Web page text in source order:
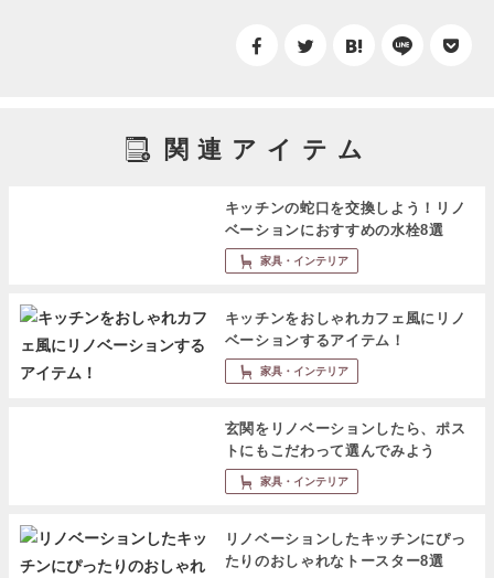
関連アイテム
キッチンの蛇口を交換しよう！リノ
ベーションにおすすめの水栓8選
家具・インテリア
キッチンをおしゃれカフェ風にリノ
ベーションするアイテム！
家具・インテリア
玄関をリノベーションしたら、ポス
トにもこだわって選んでみよう
家具・インテリア
リノベーションしたキッチンにぴっ
たりのおしゃれなトースター8選